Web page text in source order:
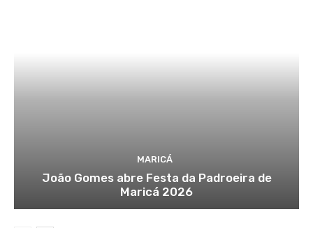
MARICÁ
João Gomes abre Festa da Padroeira de
Maricá 2026